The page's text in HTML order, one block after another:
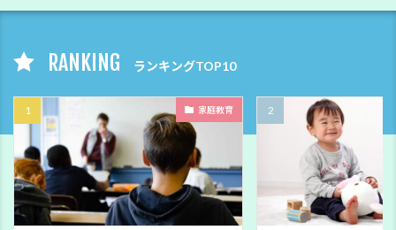
RANKING ランキングTOP10
家庭教育